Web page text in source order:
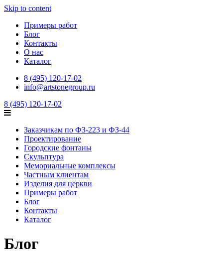
Skip to content
Примеры работ
Блог
Контакты
О нас
Каталог
8 (495) 120-17-02
info@artstonegroup.ru
8 (495) 120-17-02
Заказчикам по ФЗ-223 и ФЗ-44
Проектирование
Городские фонтаны
Скульптура
Мемориальные комплексы
Частным клиентам
Изделия для церкви
Примеры работ
Блог
Контакты
Каталог
Блог